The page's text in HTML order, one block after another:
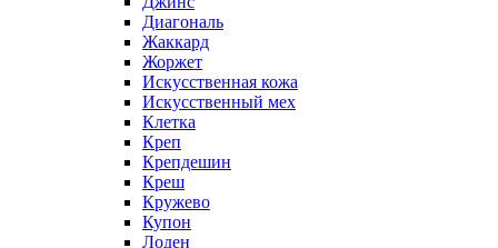
Диагональ
Жаккард
Жоржет
Искусственная кожа
Искусственный мех
Клетка
Креп
Крепдешин
Креш
Кружево
Купон
Лоден